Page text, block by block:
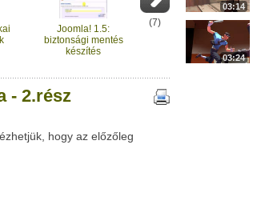
Digg
Joomla! 1.5:
biztonsági mentés
készítés
(7)
- 2.rész
hogy az előzőleg
03:14
03:24